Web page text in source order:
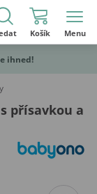
Košík Menu
ihned!
přísavkou a